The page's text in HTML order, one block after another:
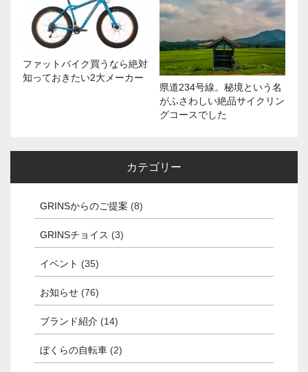
ファットバイク買うなら絶対
知っておきたい2大メーカー
県道234号線。秘境という名
がふさわしい絶品サイクリン
グコースでした
カテゴリー
GRINSからのご提案 (8)
GRINSチョイス (3)
イベント (35)
お知らせ (76)
ブランド紹介 (14)
ぼくらの自転車 (2)